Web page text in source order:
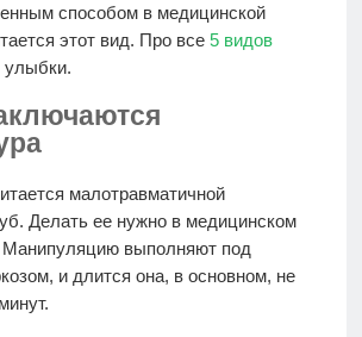
способом в медицинской
этот вид. Про все 5 видов
улыбки.
малотравматичной
Делать ее нужно в медицинском
Манипуляцию выполняют под
и длится она, в основном, не